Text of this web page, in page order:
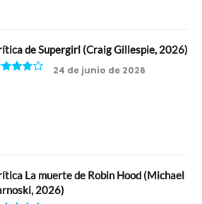
de Supergirl (Craig Gillespie, 2026)
24 de junio de 2026
La muerte de Robin Hood (Michael
2026)